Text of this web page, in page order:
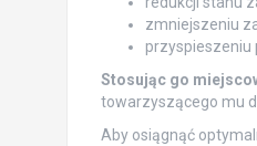
zmniejszeniu
przyspieszeniu
Stosując go
towarzyszącego mu
Aby osiągnąć